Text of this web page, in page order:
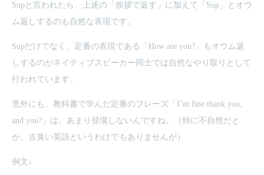
Supと言われたら、上述の「挨拶で返す」に加えて「Sup」とオウ
ム返しするのも自然な表現です。
Supだけでなく、定番の表現である「How are you?」もオウム返
しするのがネイティブスピーカー同士では自然なやり取りとして
行われています。
意外にも、教科書で学んだ定番のフレーズ「I’m fine thank you,
and you?」は、あまり登場しないんですね。（特に不自然だと
か、古臭い英語というわけでもありませんが）
例文↓